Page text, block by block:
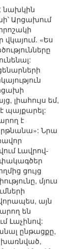
նախկին
Արցախում
վկայում. «Ես
լիահույս եմ,
պայքարել:
է
Նրա
Լավրով-
փակագծեր
ցույց
մյուս
այն
են
Լաչինով:
ընթացքը,
խառնված,